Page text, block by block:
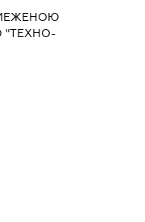
"ТЕХНО-